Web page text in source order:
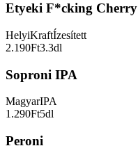
Etyeki F*cking Cherry
HelyiKraftÍzesített
2.190Ft3.3dl
Soproni IPA
MagyarIPA
1.290Ft5dl
Peroni